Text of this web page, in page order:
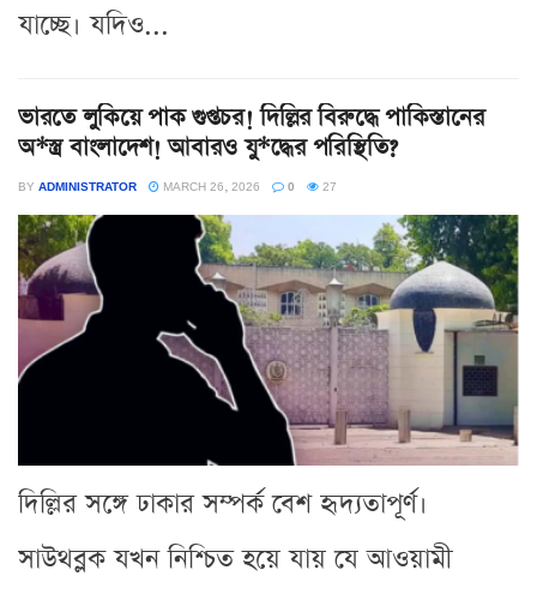
যাচ্ছে। যদিও...
ভারতে লুকিয়ে পাক গুপ্তচর! দিল্লির বিরুদ্ধে পাকিস্তানের
অ*স্ত্র বাংলাদেশ! আবারও যু*দ্ধের পরিস্থিতি?
BY ADMINISTRATOR MARCH 26, 2026 0 27
দিল্লির সঙ্গে ঢাকার সম্পর্ক বেশ হৃদ্যতাপূর্ণ।
সাউথব্লক যখন নিশ্চিত হয়ে যায় যে আওয়ামী